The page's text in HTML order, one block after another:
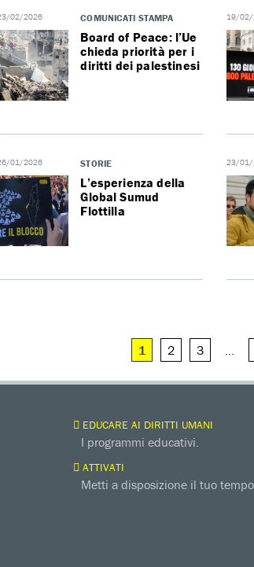
02/2026 COMUNICATI STAMPA
Board of Peace: l’Ue
chieda priorità per i
diritti dei palestinesi
19/02/
01/2026 STORIE
L’esperienza della
Global Sumud
Flottilla
23/01/
1 2 3 …
EDUCARE AI DIRITTI UMANI
I programmi educativi.
ATTIVATI
Metti a disposizione il tuo